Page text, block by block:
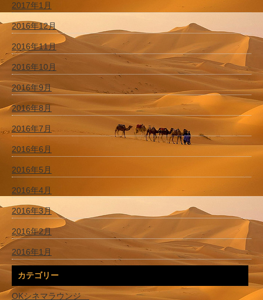
2017年1月
2016年12月
2016年11月
2016年10月
2016年9月
2016年8月
2016年7月
2016年6月
2016年5月
2016年4月
2016年3月
2016年2月
2016年1月
カテゴリー
OKシネマラウンジ